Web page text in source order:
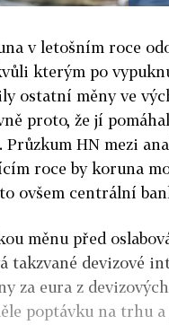
v letošním roce
kterým po
ostatní měny ve
proto, že jí
Průzkum HN mezi
roce by koruna
ovšem centrální
měnu před
takzvané devizové
za eura z
poptávku na trhu a